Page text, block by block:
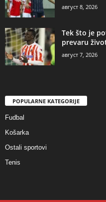
август 8, 2026
Tek što je
prevaru
август 7, 2026
POPULARNE KATEGORIJE
Fudbal
Košarka
Ostali sportovi
Tenis